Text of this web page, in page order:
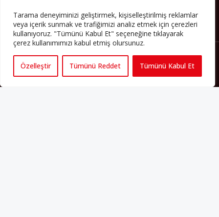
Tarama deneyiminizi geliştirmek, kişiselleştirilmiş reklamlar
veya içerik sunmak ve trafiğimizi analiz etmek için çerezleri
kullanıyoruz. "Tümünü Kabul Et" seçeneğine tıklayarak
çerez kullanımımızı kabul etmiş olursunuz.
Özelleştir Tümünü Reddet Tümünü Kabul Et